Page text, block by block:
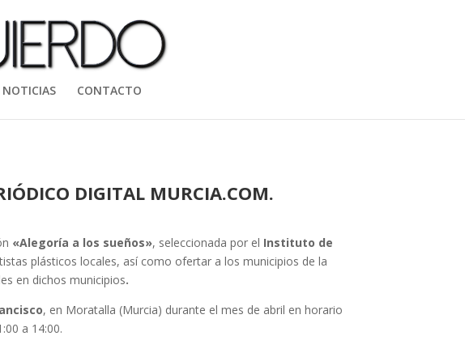
NOTICIAS CONTACTO
DIGITAL MURCIA.COM.
«Alegoría a los sueños», seleccionada por el Instituto de
plásticos locales, así como ofertar a los municipios de la
en dichos municipios.
, en Moratalla (Murcia) durante el mes de abril en horario
a 14:00.